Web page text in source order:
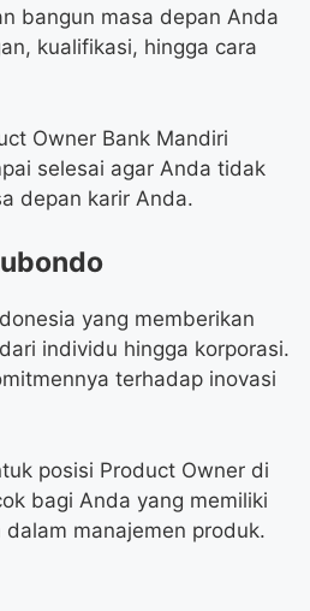
bangun masa depan Anda
kualifikasi, hingga cara
Owner Bank Mandiri
selesai agar Anda tidak
depan karir Anda.
yang memberikan
individu hingga korporasi.
terhadap inovasi
posisi Product Owner di
bagi Anda yang memiliki
manajemen produk.